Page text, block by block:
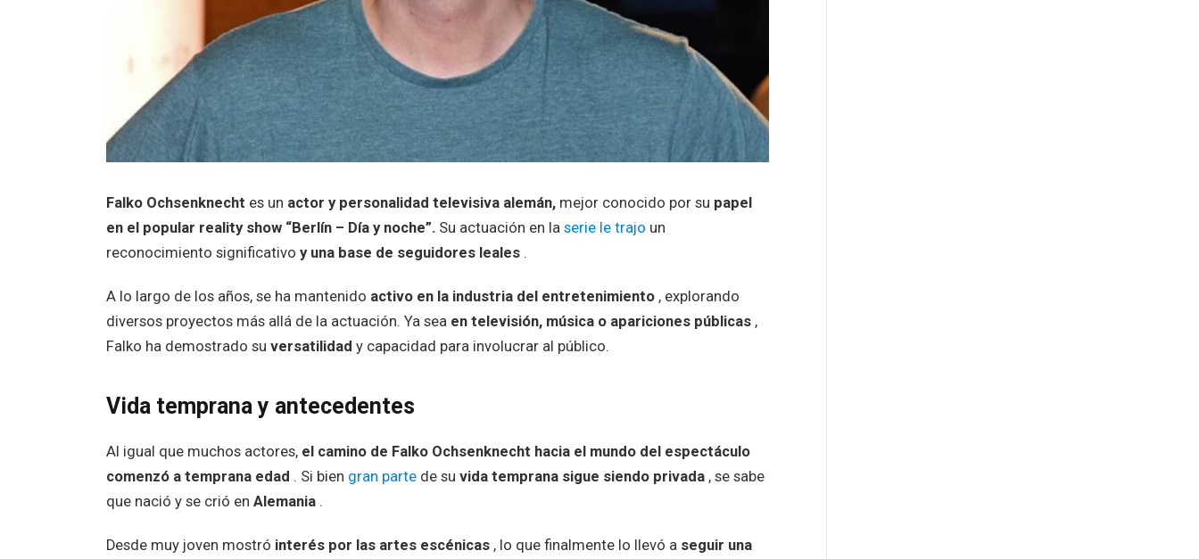
Falko Ochsenknecht es un actor y personalidad televisiva alemán,mejor conocido por su papel
en el popular reality show “Berlín – Día y noche”.Su actuación en la serie le trajo un
reconocimiento significativo y una base de seguidores leales.
A lo largo de los años, se ha mantenido activo en la industria del entretenimiento, explorando
diversos proyectos más allá de la actuación. Ya sea en televisión, música o apariciones públicas,
Falko ha demostrado su versatilidad y capacidad para involucrar al público.
Vida temprana y antecedentes
Al igual que muchos actores, el camino de Falko Ochsenknecht hacia el mundo del espectáculo
comenzó a temprana edad . Si bien gran partede su vida temprana sigue siendo privada, se sabe
que nació y se crió en Alemania.
Desde muy joven mostró interés por las artes escénicas, lo que finalmente lo llevó a seguir una